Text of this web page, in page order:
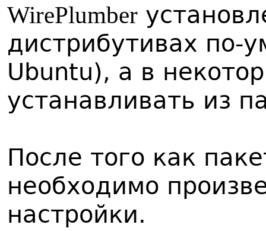
WirePlumber
дистрибутивах по-
Ubuntu), а в
устанавливать из
После того как
необходимо
настройки.